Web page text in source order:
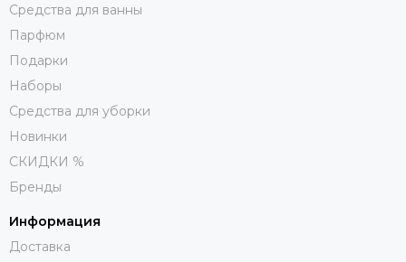
Средства для ванны
Парфюм
Подарки
Наборы
Средства для уборки
Новинки
СКИДКИ %
Бренды
Информация
Доставка